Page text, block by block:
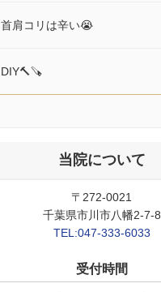
首肩コリは辛い😭
DIY🔨🪚
当院について
〒272-0021
千葉県市川市八幡2-7-8
TEL:047-333-6033
受付時間